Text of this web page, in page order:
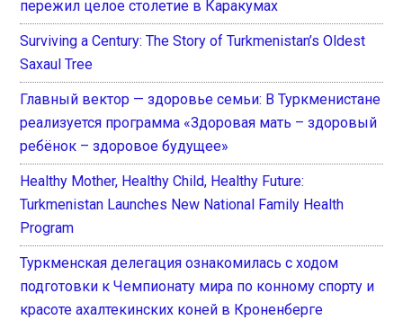
пережил целое столетие в Каракумах
Surviving a Century: The Story of Turkmenistan’s Oldest
Saxaul Tree
Главный вектор — здоровье семьи: В Туркменистане
реализуется программа «Здоровая мать – здоровый
ребёнок – здоровое будущее»
Healthy Mother, Healthy Child, Healthy Future:
Turkmenistan Launches New National Family Health
Program
Туркменская делегация ознакомилась с ходом
подготовки к Чемпионату мира по конному спорту и
красоте ахалтекинских коней в Кроненберге